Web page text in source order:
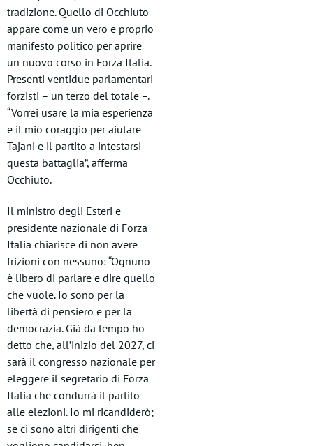
tradizione. Quello di Occhiuto
appare come un vero e proprio
manifesto politico per aprire
un nuovo corso in Forza Italia.
Presenti ventidue parlamentari
forzisti – un terzo del totale –.
“Vorrei usare la mia esperienza
e il mio coraggio per aiutare
Tajani e il partito a intestarsi
questa battaglia”, afferma
Occhiuto.
Il ministro degli Esteri e
presidente nazionale di Forza
Italia chiarisce di non avere
frizioni con nessuno: “Ognuno
è libero di parlare e dire quello
che vuole. Io sono per la
libertà di pensiero e per la
democrazia. Già da tempo ho
detto che, all’inizio del 2027, ci
sarà il congresso nazionale per
eleggere il segretario di Forza
Italia che condurrà il partito
alle elezioni. Io mi ricandiderò;
se ci sono altri dirigenti che